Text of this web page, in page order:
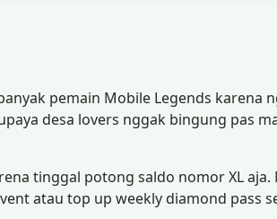
pemain Mobile Legends karena
desa lovers nggak bingung pas
tinggal potong saldo nomor XL
atau top up weekly diamond pass